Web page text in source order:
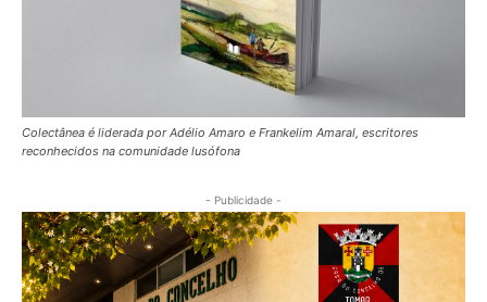
Colectânea é liderada por Adélio Amaro e Frankelim Amaral, escritores
reconhecidos na comunidade lusófona
- Publicidade -